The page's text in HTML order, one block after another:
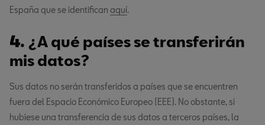
España que se identifican aquí.
4. ¿A qué países se transferirán
mis datos?
Sus datos no serán transferidos a países que se encuentren
fuera del Espacio Económico Europeo (EEE). No obstante, si
hubiese una transferencia de sus datos a terceros países, la